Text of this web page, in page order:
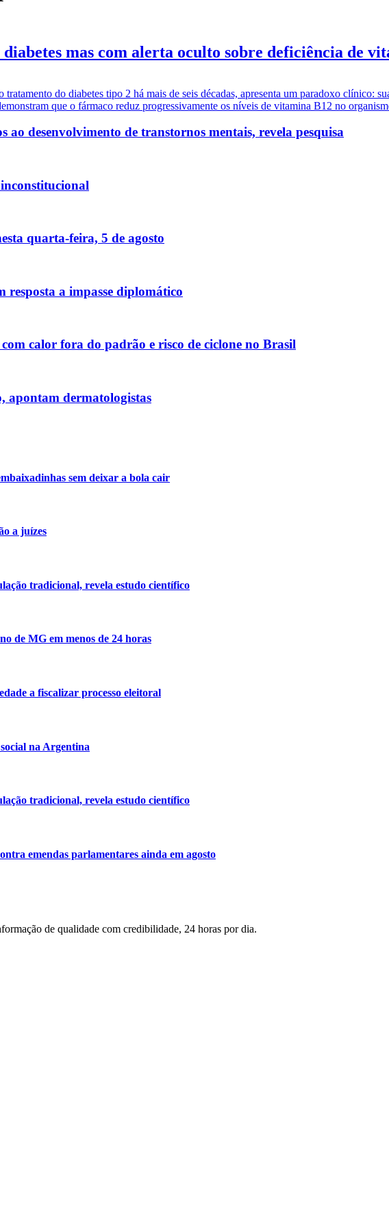
mas com alerta oculto sobre deficiência de
do diabetes tipo 2 há mais de seis décadas, apresenta um paradoxo clínico:
que o fármaco reduz progressivamente os níveis de vitamina B12 no
ao desenvolvimento de transtornos mentais, revela pesquisa
quarta-feira, 5 de agosto
a impasse diplomático
calor fora do padrão e risco de ciclone no Brasil
apontam dermatologistas
sem deixar a bola cair
a juízes
tradicional, revela estudo científico
de MG em menos de 24 horas
a fiscalizar processo eleitoral
na Argentina
tradicional, revela estudo científico
emendas parlamentares ainda em agosto
de qualidade com credibilidade, 24 horas por dia.